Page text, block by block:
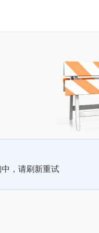
，请刷新重试